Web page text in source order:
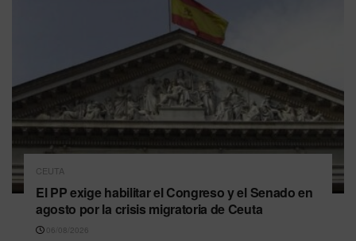
CEUTA
El PP exige habilitar el Congreso y el Senado en
agosto por la crisis migratoria de Ceuta
06/08/2026